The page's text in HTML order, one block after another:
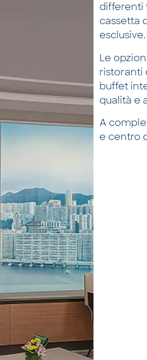
differenti
cassetta
esclusive.
Le
ristoranti
buffet
qualità e
A
e centro